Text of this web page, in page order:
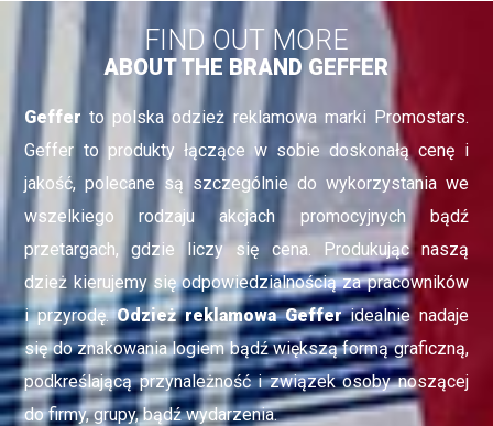
FIND OUT MORE
ABOUT THE BRAND GEFFER
Geffer to polska odzież reklamowa marki Promostars.
Geffer to produkty łączące w sobie doskonałą cenę i
jakość, polecane są szczególnie do wykorzystania we
wszelkiego rodzaju akcjach promocyjnych bądź
przetargach, gdzie liczy się cena. Produkując naszą
dzież kierujemy się odpowiedzialnością za pracowników
i przyrodę.Odzież reklamowa Gefferidealnie nadaje
się do znakowania logiem bądź większą formą graficzną,
podkreślającą przynależność i związek osoby noszącej
do firmy, grupy, bądź wydarzenia.